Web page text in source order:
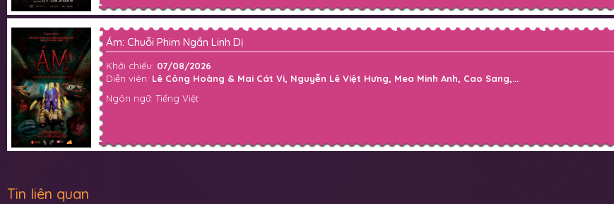
Ám: Chuỗi Phim Ngắn Linh Dị
Khởi chiếu: 07/08/2026
Diễn viên: Lê Công Hoàng & Mai Cát Vi, Nguyễn Lê Việt Hưng, Mea Minh Anh, Cao Sang,...
Ngôn ngữ: Tiếng Việt
Tin liên quan